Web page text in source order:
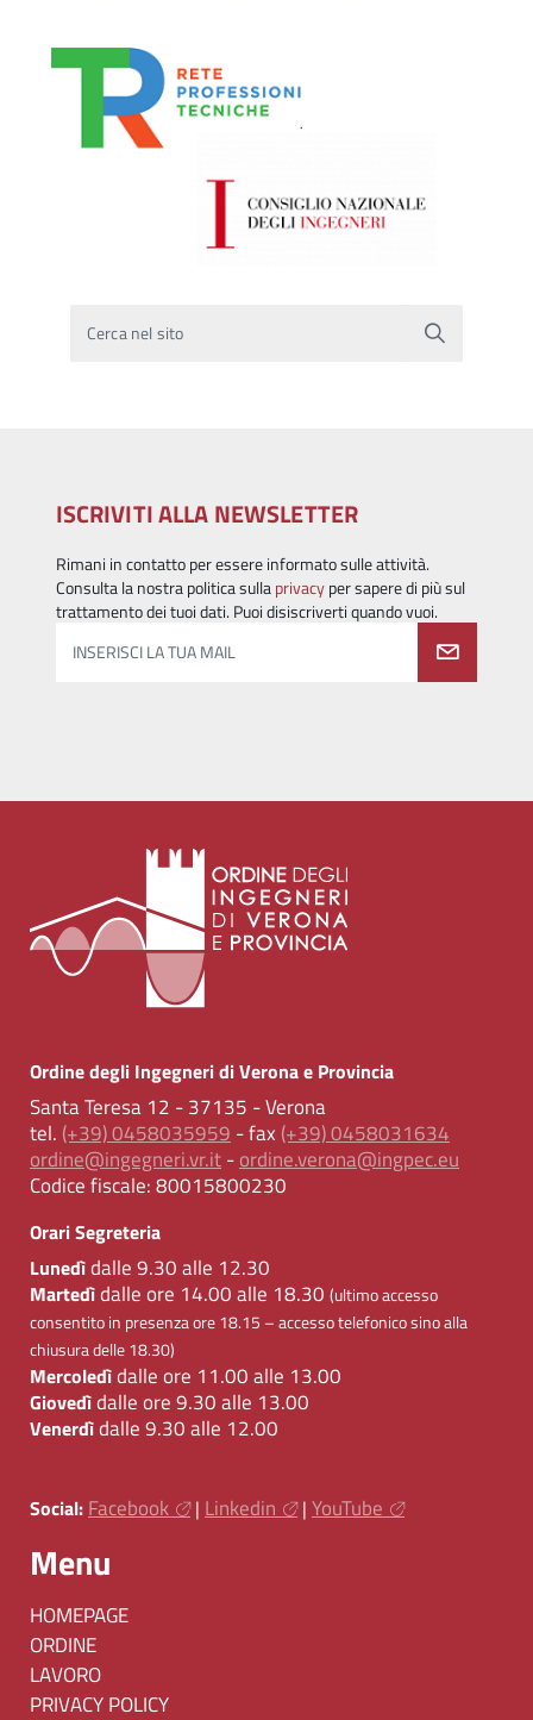
Cerca nel sito
ISCRIVITI ALLA NEWSLETTER
Rimani in contatto per essere informato sulle attività.
Consulta la nostra politica sullaprivacyper sapere di più sul
trattamento dei tuoi dati. Puoi disiscriverti quando vuoi.
INSERISCI LA TUA MAIL
Ordine degli Ingegneri di Verona e Provincia
Santa Teresa 12 - 37135 - Verona
tel. (+39) 0458035959- fax (+39) 0458031634
ordine@ingegneri.vr.it-ordine.verona@ingpec.eu
Codice fiscale:80015800230
Orari Segreteria
Lunedìdalle 9.30 alle 12.30
Martedìdalle ore 14.00 alle 18.30 (ultimo accesso
consentito in presenza ore 18.15 – accesso telefonico sino alla
chiusura delle 18.30)
Mercoledìdalle ore 11.00 alle 13.00
Giovedìdalle ore 9.30 alle 13.00
Venerdìdalle 9.30 alle 12.00
Social:Facebook | Linkedin | YouTube
Menu
HOMEPAGE
ORDINE
LAVORO
PRIVACY POLICY